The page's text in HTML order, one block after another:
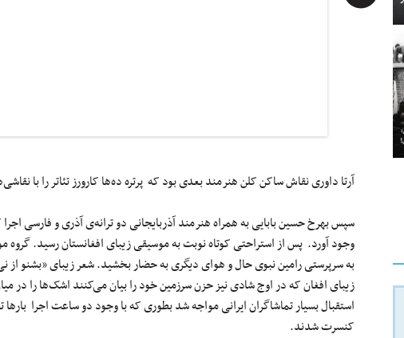
آرتا داوری نقاش ساکن کلن هنرمند بعدی بود که پرتره ده‌ها کارورز تئاتر را با
سپس بهرخ حسین بابایی به همراه هنرمند آذربایجانی دو ترانه‌ی آذری و فارسی
وجود آورد. پس از استراحتی کوتاه نوبت به موسیقی زیبای افغانستان رسید.
به سرپرستی رامین نبوی حال و هوای دیگری به حضار بخشید. شعر زیبای «بشنو از
زیبای افغان که در اوج شادی نیز حزن سرزمین خود را بیان می‌کنند اشک‌ها را در
استقبال بسیار تماشاگران ایرانی مواجه شد بطوری که با وجود دو ساعت اجرا بارها
کنسرت شدند.